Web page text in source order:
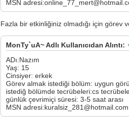
MSN
Fazla bir etkinliğiniz olmadığı için görev
MonTy`uA~ Adlı Kullanıcıdan Alıntı:
ADı:Nazım
Yaş: 15
Cinsiyer: erkek
Görev almak istediği bölüm: uygun
istediğ bölümde tecrübeleri:cs
günlük çevrimiçi süresi: 3-5 saat arası
MSN adresi:kuralsiz_281@hotmail.com